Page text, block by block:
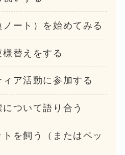
ート）を始めてみる
替えをする
ア活動に参加する
ついて語り合う
を飼う（またはペッ